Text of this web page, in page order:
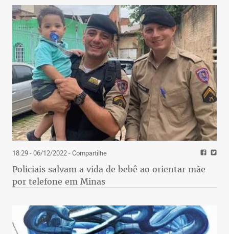
18:29 - 06/12/2022- Compartilhe
Policiais salvam a vida de bebê ao orientar mãe
por telefone em Minas